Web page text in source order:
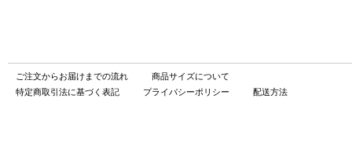
ご注文からお届けまでの流れ
商品サイズについて
特定商取引法に基づく表記
プライバシーポリシー 配送方法